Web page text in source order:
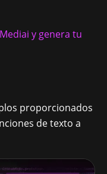
y genera tu
proporcionados
de texto a